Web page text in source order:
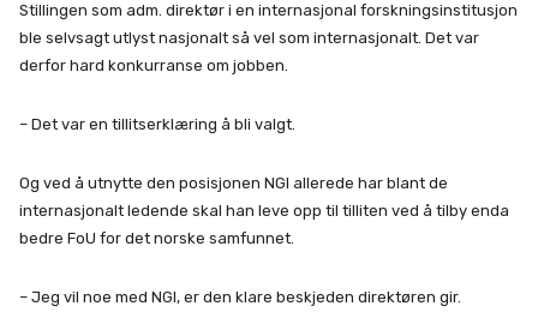
Stillingen som adm. direktør i en internasjonal forskningsinstitusjon
ble selvsagt utlyst nasjonalt så vel som internasjonalt. Det var
derfor hard konkurranse om jobben.
– Det var en tillitserklæring å bli valgt.
Og ved å utnytte den posisjonen NGI allerede har blant de
internasjonalt ledende skal han leve opp til tilliten ved å tilby enda
bedre FoU for det norske samfunnet.
– Jeg vil noe med NGI, er den klare beskjeden direktøren gir.